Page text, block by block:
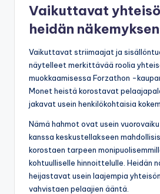
Vaikuttavat
heidän
Vaikuttavat striimaajat ja
näytelleet merkittävää roolia
muokkaamisessa Forzathon -
Monet heistä korostavat
jakavat usein henkilökohtaisia
Nämä hahmot ovat usein
kanssa keskustellakseen
korostaen tarpeen
kohtuulliselle hinnoittelulle. Heidän
heijastavat usein laajempia
vahvistaen pelaajien ääntä.